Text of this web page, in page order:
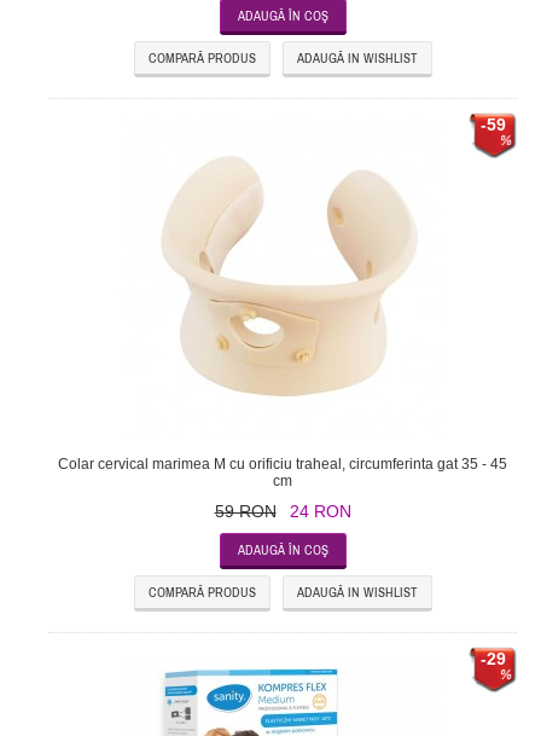
COMPARĂ PRODUS ADAUGĂ IN WISHLIST
-59
Colar cervical marimea M cu orificiu traheal, circumferinta gat 35 - 45
cm
59 RON 24 RON
COMPARĂ PRODUS ADAUGĂ IN WISHLIST
-29